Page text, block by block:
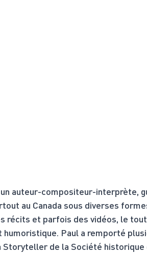
auteur-compositeur-interprète,
au Canada sous diverses
récits et parfois des vidéos, le
Paul a remporté
Storyteller de la Société historique